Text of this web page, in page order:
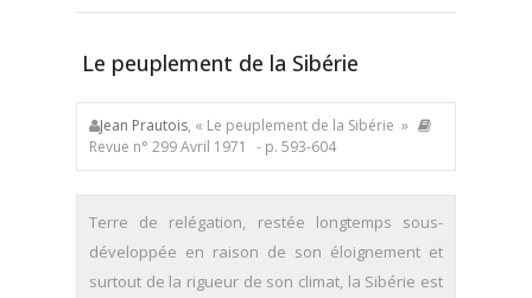
Le peuplement de la Sibérie
Jean Prautois, « Le peuplement de la Sibérie »
Revue n° 299 Avril 1971
- p. 593-604
Terre de relégation, restée longtemps sous-
développée en raison de son éloignement et
surtout de la rigueur de son climat, la Sibérie est